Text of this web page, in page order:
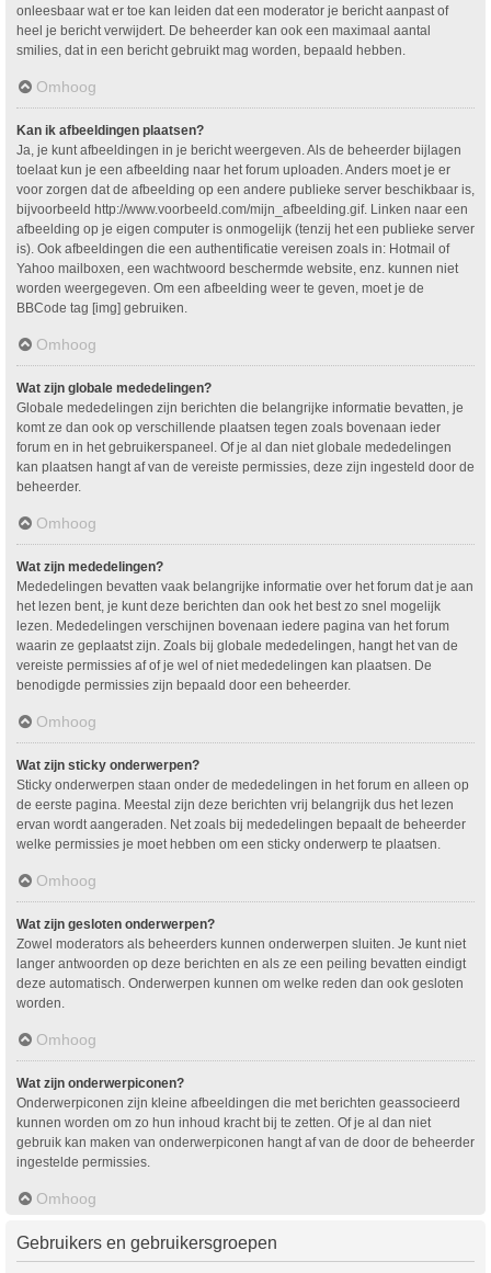
onleesbaar wat er toe kan leiden dat een moderator je bericht aanpast of
heel je bericht verwijdert. De beheerder kan ook een maximaal aantal
smilies, dat in een bericht gebruikt mag worden, bepaald hebben.
Omhoog
Kan ik afbeeldingen plaatsen?
Ja, je kunt afbeeldingen in je bericht weergeven. Als de beheerder bijlagen
toelaat kun je een afbeelding naar het forum uploaden. Anders moet je er
voor zorgen dat de afbeelding op een andere publieke server beschikbaar is,
bijvoorbeeld http://www.voorbeeld.com/mijn_afbeelding.gif. Linken naar een
afbeelding op je eigen computer is onmogelijk (tenzij het een publieke server
is). Ook afbeeldingen die een authentificatie vereisen zoals in: Hotmail of
Yahoo mailboxen, een wachtwoord beschermde website, enz. kunnen niet
worden weergegeven. Om een afbeelding weer te geven, moet je de
BBCode tag [img] gebruiken.
Omhoog
Wat zijn globale mededelingen?
Globale mededelingen zijn berichten die belangrijke informatie bevatten, je
komt ze dan ook op verschillende plaatsen tegen zoals bovenaan ieder
forum en in het gebruikerspaneel. Of je al dan niet globale mededelingen
kan plaatsen hangt af van de vereiste permissies, deze zijn ingesteld door de
beheerder.
Omhoog
Wat zijn mededelingen?
Mededelingen bevatten vaak belangrijke informatie over het forum dat je aan
het lezen bent, je kunt deze berichten dan ook het best zo snel mogelijk
lezen. Mededelingen verschijnen bovenaan iedere pagina van het forum
waarin ze geplaatst zijn. Zoals bij globale mededelingen, hangt het van de
vereiste permissies af of je wel of niet mededelingen kan plaatsen. De
benodigde permissies zijn bepaald door een beheerder.
Omhoog
Wat zijn sticky onderwerpen?
Sticky onderwerpen staan onder de mededelingen in het forum en alleen op
de eerste pagina. Meestal zijn deze berichten vrij belangrijk dus het lezen
ervan wordt aangeraden. Net zoals bij mededelingen bepaalt de beheerder
welke permissies je moet hebben om een sticky onderwerp te plaatsen.
Omhoog
Wat zijn gesloten onderwerpen?
Zowel moderators als beheerders kunnen onderwerpen sluiten. Je kunt niet
langer antwoorden op deze berichten en als ze een peiling bevatten eindigt
deze automatisch. Onderwerpen kunnen om welke reden dan ook gesloten
worden.
Omhoog
Wat zijn onderwerpiconen?
Onderwerpiconen zijn kleine afbeeldingen die met berichten geassocieerd
kunnen worden om zo hun inhoud kracht bij te zetten. Of je al dan niet
gebruik kan maken van onderwerpiconen hangt af van de door de beheerder
ingestelde permissies.
Omhoog
Gebruikers en gebruikersgroepen